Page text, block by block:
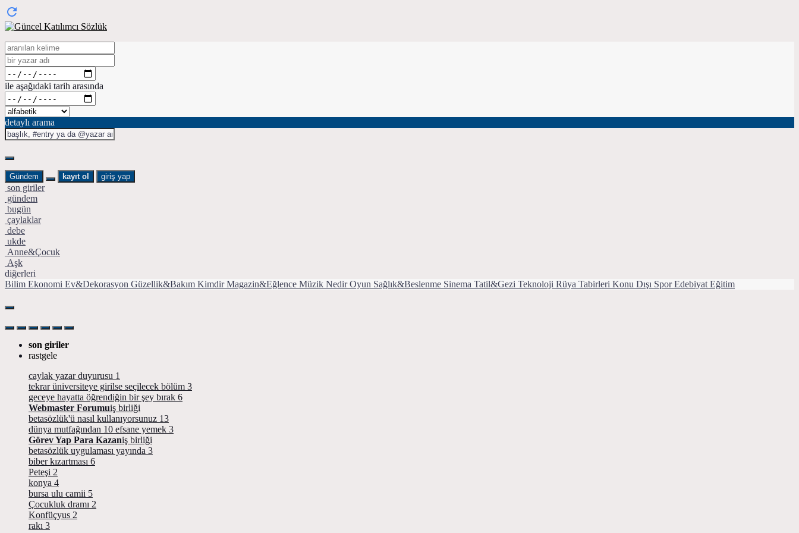
ile aşağıdaki tarih arasında
detaylı arama
Gündem kayıt ol giriş yap
son giriler
gündem
bugün
çaylaklar
debe
ukde
Anne&Çocuk
Aşk
diğerleri
Bilim Ekonomi Ev&Dekorasyon Güzellik&Bakım Kimdir Magazin&Eğlence Müzik Nedir Oyun Sağlık&Beslenme Sinema Tatil&Gezi Teknoloji Rüya Tabirleri Konu Dışı Spor Edebiyat Eğitim
son giriler
rastgele
caylak yazar duyurusu 1
tekrar üniversiteye girilse seçilecek bölüm 3
geceye hayatta öğrendiğin bir şey bırak 6
Webmaster Forumuiş birliği
betasözlük'ü nasıl kullanıyorsunuz 13
dünya mutfağından 10 efsane yemek 3
Görev Yap Para Kazaniş birliği
betasözlük uygulaması yayında 3
biber kızartması 6
Peteşi 2
konya 4
bursa ulu camii 5
Çocukluk dramı 2
Konfüçyus 2
rakı 3